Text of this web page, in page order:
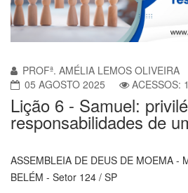
PROFª. AMÉLIA LEMOS OLIVEIRA
05 AGOSTO 2025
ACESSOS:
Lição 6 - Samuel:
responsabilidades de
ASSEMBLEIA DE DEUS DE MOEMA -
BELÉM - Setor 124 / SP